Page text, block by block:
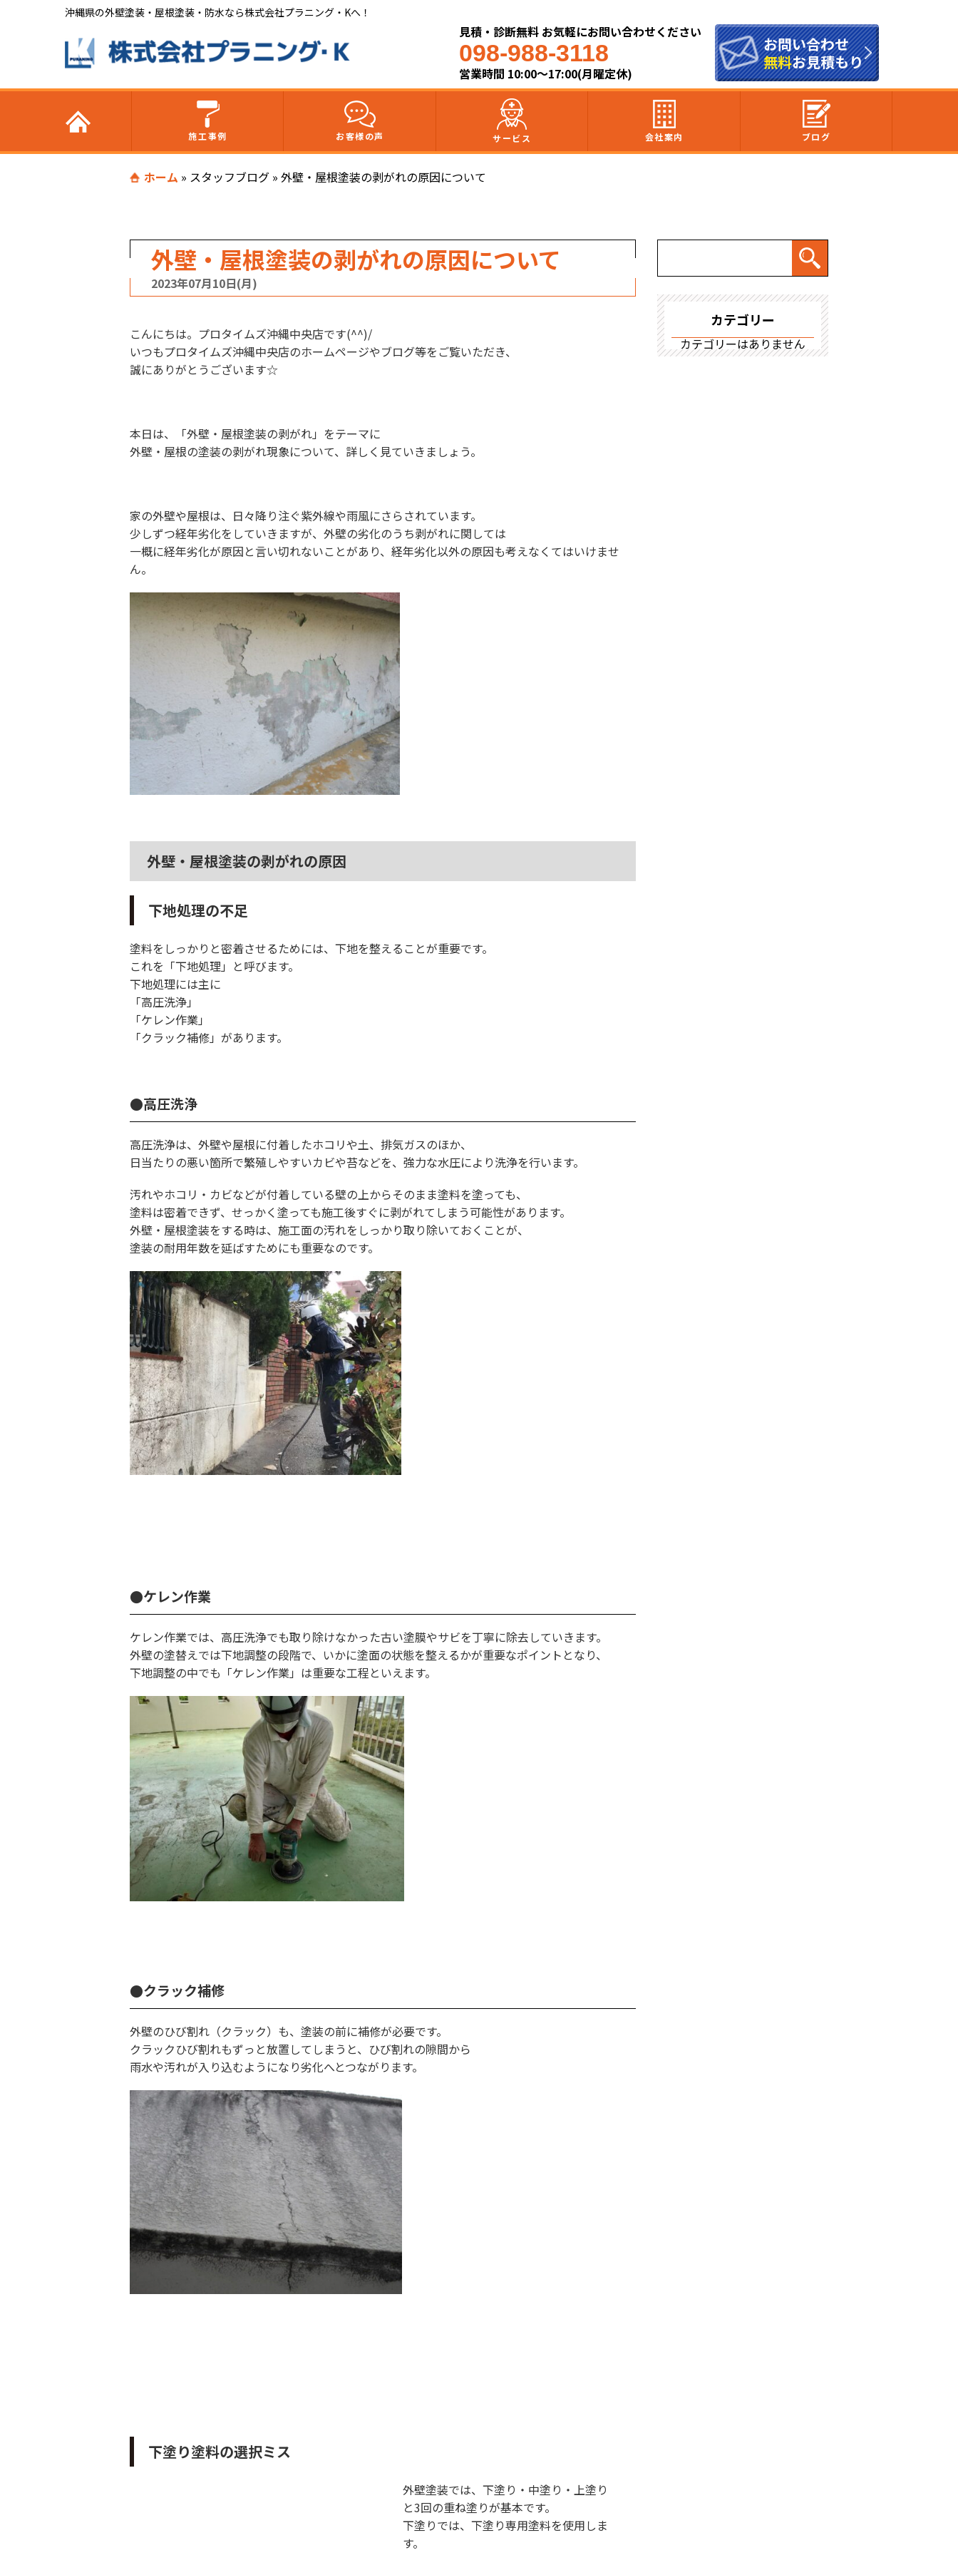
沖縄県の外壁塗装・屋根塗装・防水なら株式会社プラニング・Kへ！
見積・診断無料 お気軽にお問い合わせください
098-988-3118
営業時間 10:00～17:00(月曜定休)
お問い合わせ
無料お見積もり
施工事例 お客様の声 サービス 会社案内 ブログ
ホーム » スタッフブログ » 外壁・屋根塗装の剥がれの原因について
外壁・屋根塗装の剥がれの原因について
2023年07月10日(月)
こんにちは。プロタイムズ沖縄中央店です(^^)/
いつもプロタイムズ沖縄中央店のホームページやブログ等をご覧いただき、
誠にありがとうございます☆
本日は、「外壁・屋根塗装の剥がれ」をテーマに
外壁・屋根の塗装の剥がれ現象について、詳しく見ていきましょう。
家の外壁や屋根は、日々降り注ぐ紫外線や雨風にさらされています。
少しずつ経年劣化をしていきますが、外壁の劣化のうち剥がれに関しては
一概に経年劣化が原因と言い切れないことがあり、経年劣化以外の原因も考えなくてはいけませ
ん。
外壁・屋根塗装の剥がれの原因
下地処理の不足
塗料をしっかりと密着させるためには、下地を整えることが重要です。
これを「下地処理」と呼びます。
下地処理には主に
「高圧洗浄」
「ケレン作業」
「クラック補修」があります。
●高圧洗浄
高圧洗浄は、外壁や屋根に付着したホコリや土、排気ガスのほか、
日当たりの悪い箇所で繁殖しやすいカビや苔などを、強力な水圧により洗浄を行います。
汚れやホコリ・カビなどが付着している壁の上からそのまま塗料を塗っても、
塗料は密着できず、せっかく塗っても施工後すぐに剥がれてしまう可能性があります。
外壁・屋根塗装をする時は、施工面の汚れをしっかり取り除いておくことが、
塗装の耐用年数を延ばすためにも重要なのです。
●ケレン作業
ケレン作業では、高圧洗浄でも取り除けなかった古い塗膜やサビを丁寧に除去していきます。
外壁の塗替えでは下地調整の段階で、いかに塗面の状態を整えるかが重要なポイントとなり、
下地調整の中でも「ケレン作業」は重要な工程といえます。
●クラック補修
外壁のひび割れ（クラック）も、塗装の前に補修が必要です。
クラックひび割れもずっと放置してしまうと、ひび割れの隙間から
雨水や汚れが入り込むようになり劣化へとつながります。
下塗り塗料の選択ミス
外壁塗装では、下塗り・中塗り・上塗り
と3回の重ね塗りが基本です。
下塗りでは、下塗り専用塗料を使用しま
す。
カテゴリー
カテゴリーはありません